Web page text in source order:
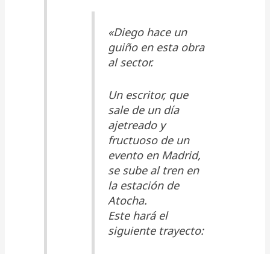
«Diego hace un
guiño en esta obra
al sector.
Un escritor, que
sale de un día
ajetreado y
fructuoso de un
evento en Madrid,
se sube al tren en
la estación de
Atocha.
Este hará el
siguiente trayecto: